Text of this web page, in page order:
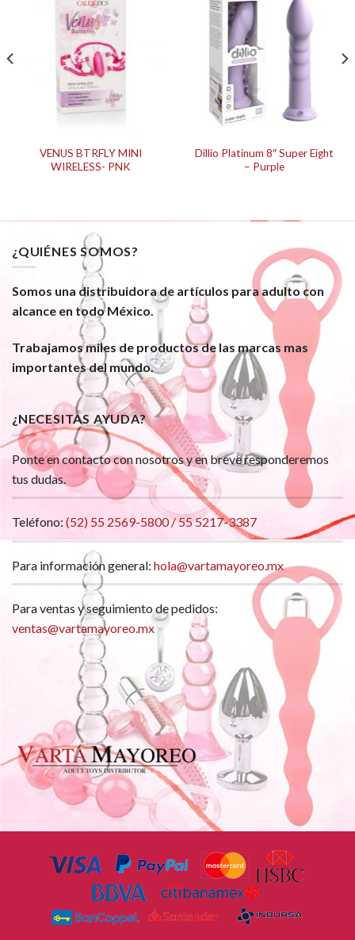
VENUS BTRFLY MINI
WIRELESS- PNK
Dillio Platinum 8″ Super Eight
– Purple
¿QUIÉNES SOMOS?
Somos una distribuidora de artículos para adulto con
alcance en todo México.
Trabajamos miles de productos de las marcas mas
importantes del mundo.
¿NECESITAS AYUDA?
Ponte en contacto con nosotros y en breve responderemos
tus dudas.
Teléfono: (52) 55 2569-5800 / 55 5217-3387
Para información general: hola@vartamayoreo.mx
Para ventas y seguimiento de pedidos:
ventas@vartamayoreo.mx